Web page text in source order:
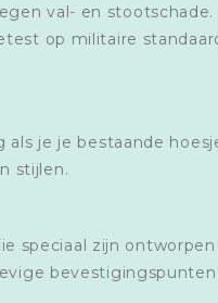
val- en
op militaire
als je je bestaande
stijlen.
speciaal zijn